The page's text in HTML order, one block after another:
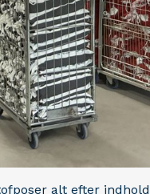
alt efter indhold